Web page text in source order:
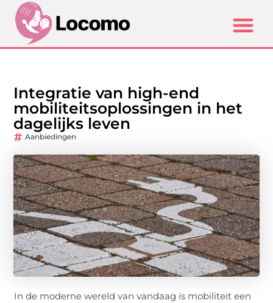
Integratie van high-end
mobiliteitsoplossingen in het
dagelijks leven
Aanbiedingen
In de moderne wereld van vandaag is mobiliteit een